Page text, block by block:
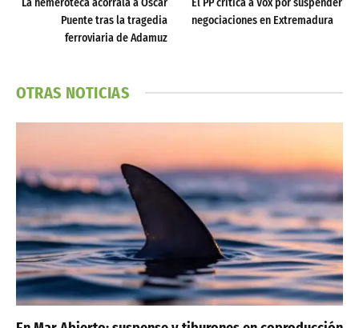
Puente tras la tragedia
ferroviaria de Adamuz
negociaciones en Extremadura
OTRAS NOTICIAS